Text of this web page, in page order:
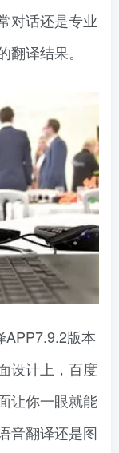
对话还是专业
译结果。
APP7.9.2版本
设计上，百度
让你一眼就能
音翻译还是图